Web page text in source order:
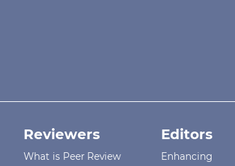
Reviewers
What is Peer Review
Editors
Enhancing